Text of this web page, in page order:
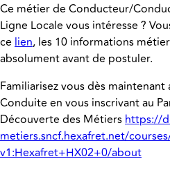
Ce métier de Conducteur/
Ligne Locale vous intéresse ?
ce lien, les 10 informations
absolument avant de postuler.
Familiarisez vous dès
Conduite en vous inscrivant au
Découverte des Métiershttps://
metiers.sncf.hexafret.net/
v1:Hexafret+HX02+0/about